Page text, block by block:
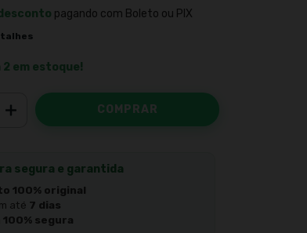
pagando com Boleto ou PIX
2 em estoque!
segura e garantida
100% original
até 7 dias
100% segura